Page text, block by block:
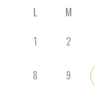
L M
1
2
8 9